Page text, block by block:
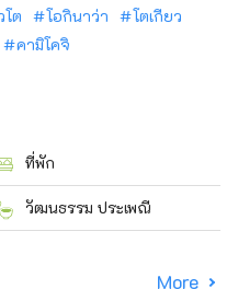
โต โอกินาว่า
โตเกียว
คามิโคจิ
ที่พัก
วัฒนธรรม ประเพณี
More